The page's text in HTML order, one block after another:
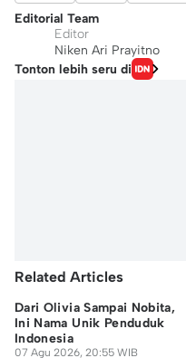
Editorial Team
Editor
Niken Ari Prayitno
Tonton lebih seru di
Related Articles
Dari Olivia Sampai Nobita,
Ini Nama Unik Penduduk
Indonesia
07 Agu 2026, 20:55 WIB